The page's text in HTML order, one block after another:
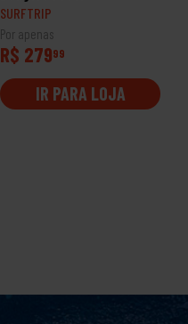
SURFTRIP
Por apenas
R$ 27999
IR PARA LOJA